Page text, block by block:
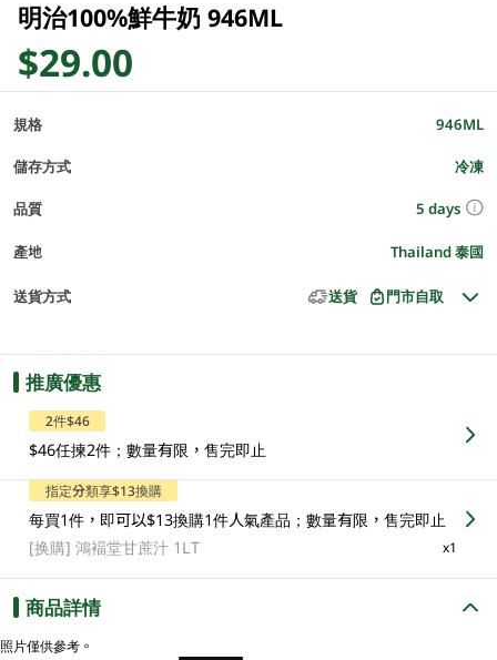
明治100%鮮牛奶 946ML
$29.00
規格 946ML
儲存方式 冷凍
品質 5 days
產地 Thailand 泰國
送貨方式 送貨 門市自取
推廣優惠
2件$46
$46任揀2件；數量有限，售完即止
指定分類享$13換購
每買1件，即可以$13換購1件人氣產品；數量有限，售完即止
[换購]鴻褔堂甘蔗汁 1LT x1
商品詳情
照片僅供參考。